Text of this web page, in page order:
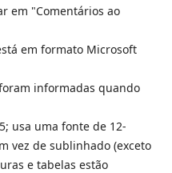
em "Comentários ao
em formato Microsoft
informadas quando
usa uma fonte de 12-
vez de sublinhado (exceto
e tabelas estão